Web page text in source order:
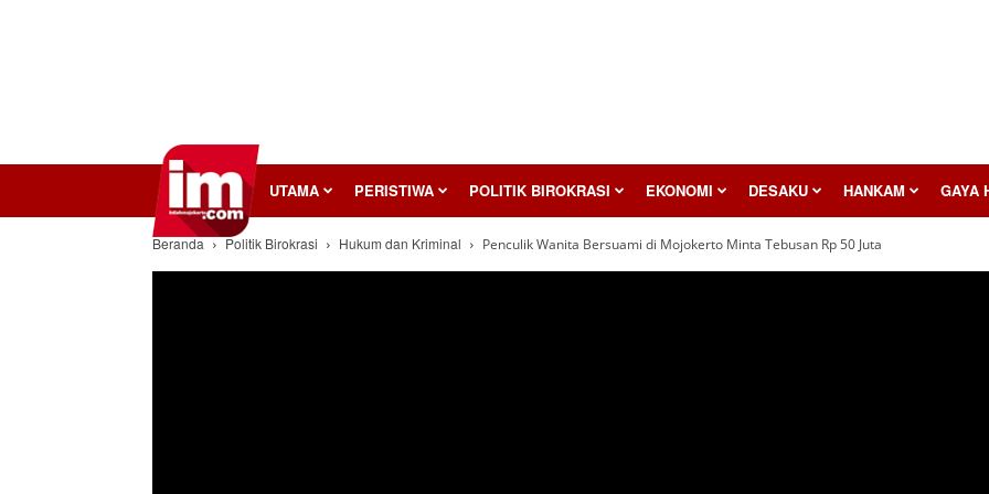
InilahMojokerto UTAMA PERISTIWA POLITIK BIROKRASI EKONOMI DESAKU HANKAM GAYA
Beranda Politik Birokrasi Hukum dan Kriminal Penculik Wanita Bersuami di Mojokerto Minta Tebusan Rp 50 Juta